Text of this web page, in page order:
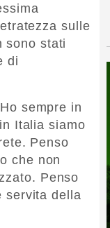
sulle
sono stati
di
sempre in
Italia siamo
Penso
che non
Penso
servita della